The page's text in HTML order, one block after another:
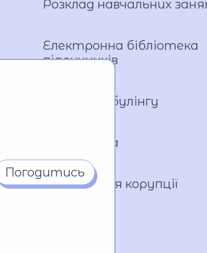
Розклад навчальних
Електронна бібліотека
підручників
Протидія булінгу
Кібергігієна
Запобігання корупції
Погодитись